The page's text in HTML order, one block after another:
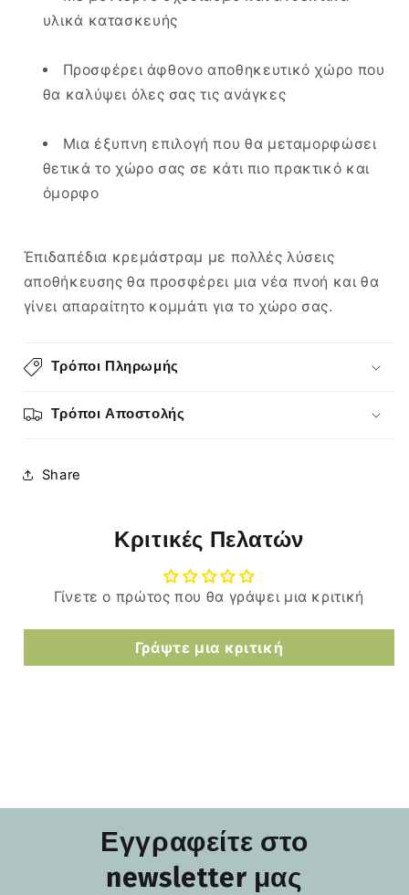
υλικά κατασκευής
Προσφέρει άφθονο αποθηκευτικό χώρο που
θα καλύψει όλες σας τις ανάγκες
Μια έξυπνη επιλογή που θα μεταμορφώσει
θετικά το χώρο σας σε κάτι πιο πρακτικό και
όμορφο
Έπιδαπέδια κρεμάστραμ με πολλές λύσεις
αποθήκευσης θα προσφέρει μια νέα πνοή και θα
γίνει απαραίτητο κομμάτι για το χώρο σας.
Τρόποι Πληρωμής
Τρόποι Αποστολής
Share
Κριτικές Πελατών
Γίνετε ο πρώτος που θα γράψει μια κριτική
Γράψτε μια κριτική
Εγγραφείτε στο
newsletter μας